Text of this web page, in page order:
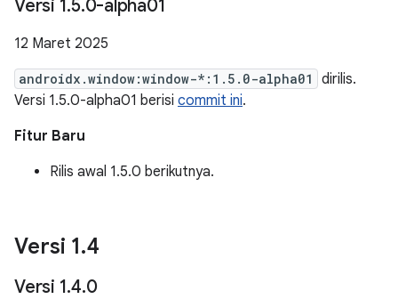
Versi 1.5.0-alpha01
12 Maret 2025
androidx.window:window-*:1.5.0-alpha01
dirilis.
Versi 1.5.0-alpha01 berisi commit ini.
Fitur Baru
Rilis awal 1.5.0 berikutnya.
Versi 1.4
Versi 1.4.0